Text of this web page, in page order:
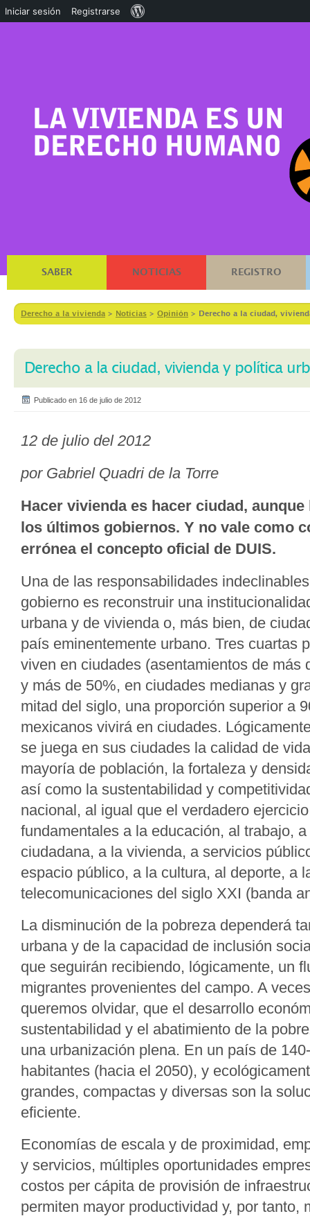
SABER NOTICIAS REGISTRO
Derecho a la vivienda > Notícias > Opinión > Derecho a la ciudad,
Derecho a la ciudad, vivienda y política
Publicado en 16 de julio de 2012
12 de julio del 2012
por Gabriel Quadri de la Torre
Hacer vivienda es hacer ciudad,
los últimos gobiernos. Y no vale como
errónea el concepto oficial de DUIS.
Una de las responsabilidades
gobierno es reconstruir una
urbana y de vivienda o, más bien, de
país eminentemente urbano. Tres cuartas
viven en ciudades (asentamientos de más
y más de 50%, en ciudades medianas y
mitad del siglo, una proporción superior a
mexicanos vivirá en ciudades.
se juega en sus ciudades la calidad de
mayoría de población, la fortaleza y
así como la sustentabilidad y
nacional, al igual que el verdadero
fundamentales a la educación, al trabajo,
ciudadana, a la vivienda, a servicios
espacio público, a la cultura, al deporte, a
telecomunicaciones del siglo XXI (banda
La disminución de la pobreza dependerá
urbana y de la capacidad de inclusión
que seguirán recibiendo, lógicamente, un
migrantes provenientes del campo. A
queremos olvidar, que el desarrollo
sustentabilidad y el abatimiento de la
una urbanización plena. En un país de
habitantes (hacia el 2050), y
grandes, compactas y diversas son la
eficiente.
Economías de escala y de proximidad,
y servicios, múltiples oportunidades
costos per cápita de provisión de
permiten mayor productividad y, por tanto,
Iniciar sesión Registrarse